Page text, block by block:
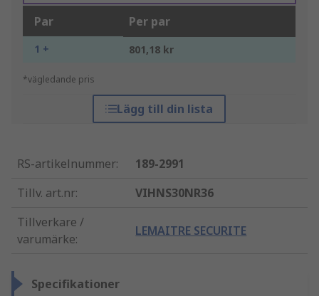
Par Per par
1 + 801,18 kr
*vägledande pris
Lägg till din lista
RS-artikelnummer:
189-2991
Tillv. art.nr:
VIHNS30NR36
Tillverkare /
varumärke:
LEMAITRE SECURITE
Specifikationer